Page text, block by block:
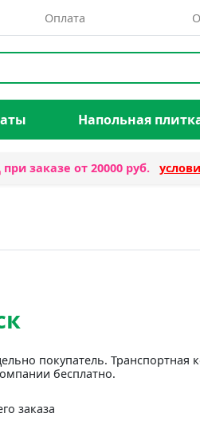
Оплата
Напольная
заказе от 20000 руб.
покупатель. Транспортная
бесплатно.
заказа